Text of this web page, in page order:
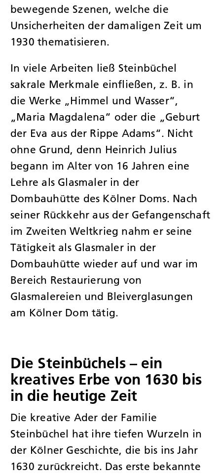
bewegende Szenen, welche die
Unsicherheiten der damaligen Zeit um
1930 thematisieren.
In viele Arbeiten ließ Steinbüchel
sakrale Merkmale einfließen, z. B. in
die Werke „Himmel und Wasser“,
„Maria Magdalena“ oder die „Geburt
der Eva aus der Rippe Adams“. Nicht
ohne Grund, denn Heinrich Julius
begann im Alter von 16 Jahren eine
Lehre als Glasmaler in der
Dombauhütte des Kölner Doms. Nach
seiner Rückkehr aus der Gefangenschaft
im Zweiten Weltkrieg nahm er seine
Tätigkeit als Glasmaler in der
Dombauhütte wieder auf und war im
Bereich Restaurierung von
Glasmalereien und Bleiverglasungen
am Kölner Dom tätig.
Die Steinbüchels – ein
kreatives Erbe von 1630 bis
in die heutige Zeit
Die kreative Ader der Familie
Steinbüchel hat ihre tiefen Wurzeln in
der Kölner Geschichte, die bis ins Jahr
1630 zurückreicht. Das erste bekannte